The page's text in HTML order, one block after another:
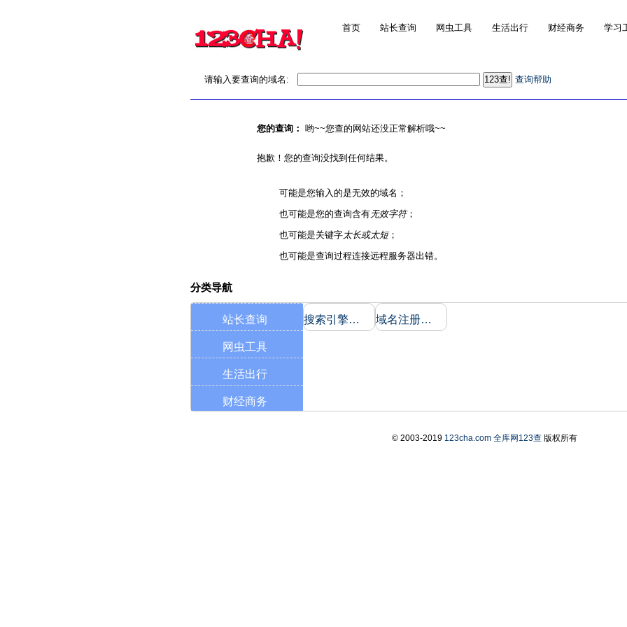
首页 站长查询 网虫工具 生活出行 财经商务 学习
请输入要查询的域名: 查询帮助
您的查询： 哟~~您查的网站还没正常解析哦~~
抱歉！您的查询没找到任何结果。
可能是您输入的是无效的域名；
也可能是您的查询含有无效字符；
也可能是关键字太长或太短；
也可能是查询过程连接远程服务器出错。
分类导航
站长查询
网虫工具
生活出行
财经商务
搜索引擎收录和反向链接 域名注册信息
© 2003-2019 123cha.com 全库网123查版权所有